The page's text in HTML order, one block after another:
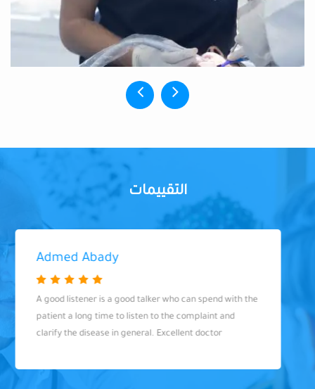
التقييمات
Admed Abady
A good listener is a good talker who can spend with the
patient a long time to listen to the complaint and
clarify the disease in general. Excellent doctor